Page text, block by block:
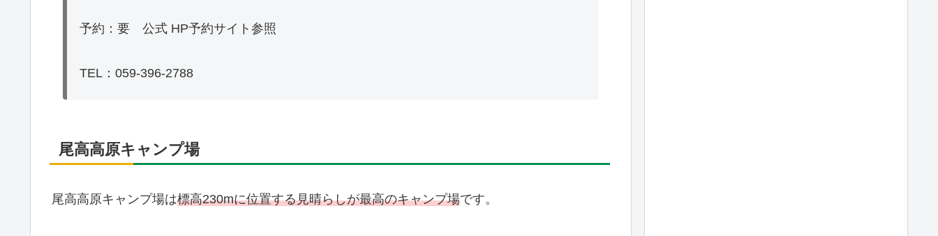
予約：要 公式 HP予約サイト参照
TEL：059-396-2788
尾高高原キャンプ場
尾高高原キャンプ場は標高230mに位置する見晴らしが最高のキャンプ場です。